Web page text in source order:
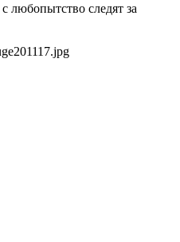
любопытство следят за